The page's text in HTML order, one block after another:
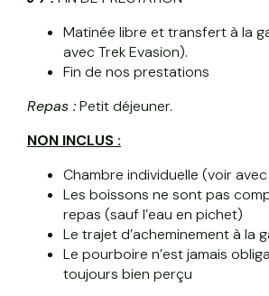
Matinée libre et transfert à la
avec Trek Evasion).
Fin de nos prestations
Repas :Petit déjeuner.
NON INCLUS :
Chambre individuelle (voir avec
Les boissons ne sont pas
repas (sauf l’eau en pichet)
Le trajet d’acheminement à la
Le pourboire n’est jamais
toujours bien perçu